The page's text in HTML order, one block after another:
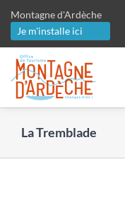
contenu
Montagne d'Ardèche
Je m'installe ici
La Tremblade